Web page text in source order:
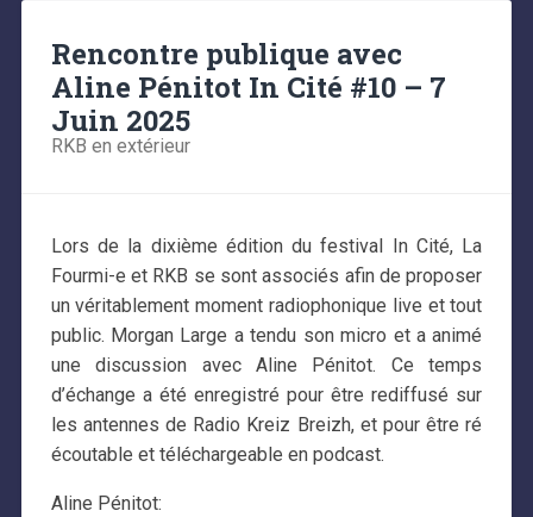
Rencontre publique avec
Aline Pénitot In Cité #10 – 7
Juin 2025
RKB en extérieur
Lors de la dixième édition du festival In Cité, La
Fourmi-e et RKB se sont associés afin de proposer
un véritablement moment radiophonique live et tout
public. Morgan Large a tendu son micro et a animé
une discussion avec Aline Pénitot. Ce temps
d’échange a été enregistré pour être rediffusé sur
les antennes de Radio Kreiz Breizh, et pour être ré
écoutable et téléchargeable en podcast.
Aline Pénitot: